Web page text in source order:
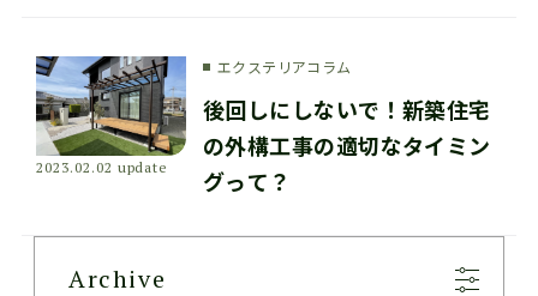
2023.02.02 update
エクステリアコラム
後回しにしないで！新築住宅
の外構工事の適切なタイミン
グって？
Archive